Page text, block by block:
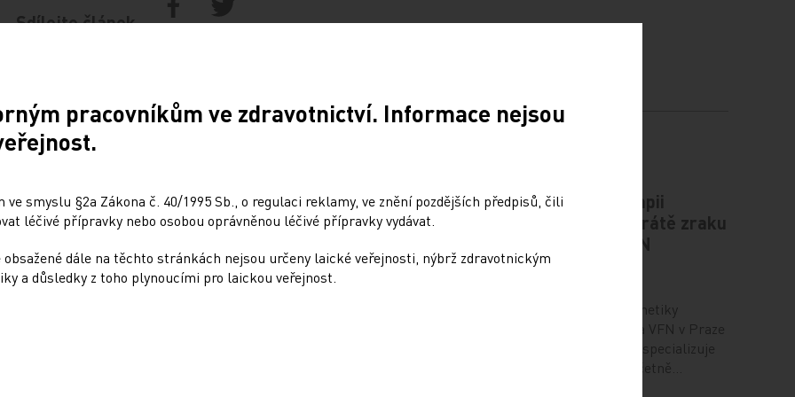
Sdílejte článek
se
nádory nemůžeme
Přehnané uklízení ničí plíce
stejně jako kouření
10. 12. 2024
Dalším rizikovým faktorem pro rozvoj
Novou genovou terapii
zabraňující úplné ztrátě zraku
aplikovali lékaři VFN
Centrum klinické oční genetiky
při Oční klinice 1. LF UK a VFN v Praze
se jako jediné v republice specializuje
na dědičné choroby oka včetně…
pracovníkům ve zdravotnictví. Informace nejsou
smyslu §2a Zákona č. 40/1995 Sb., o regulaci reklamy, ve znění pozdějších předpisů, čili
léčivé přípravky nebo osobou oprávněnou léčivé přípravky vydávat.
dále na těchto stránkách nejsou určeny laické veřejnosti, nýbrž zdravotnickým
a důsledky z toho plynoucími pro laickou veřejnost.